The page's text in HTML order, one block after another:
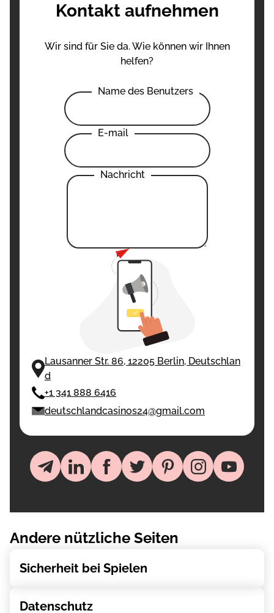
Kontakt aufnehmen
Wir sind für Sie da. Wie können wir Ihnen
helfen?
Name des Benutzers
E-mail
Nachricht
Lausanner Str. 86, 12205 Berlin, Deutschlan
d
+1 341 888 6416
deutschlandcasinos24@gmail.com
Andere nützliche Seiten
Sicherheit bei Spielen
Datenschutz